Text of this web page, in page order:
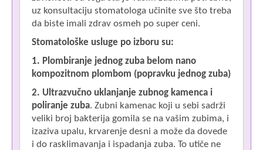
uz konsultaciju stomatologa učinite sve što treba
da biste imali zdrav osmeh po super ceni.
Stomatološke usluge po izboru su:
1. Plombiranje jednog zuba belom nano
kompozitnom plombom (popravku jednog zuba)
2. Ultrazvučno uklanjanje zubnog kamenca i
poliranje zuba. Zubni kamenac koji u sebi sadrži
veliki broj bakterija gomila se na vašim zubima, i
izaziva upalu, krvarenje desni a može da dovede
i do rasklimavanja i ispadanja zuba. To utiče ne